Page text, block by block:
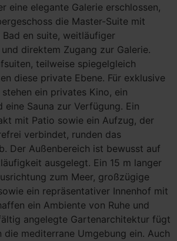
eine elegante Galerie erschlossen,
die Master-Suite mit
Bad en suite, weitläufiger
direktem Zugang zur Galerie.
teilweise spiegelgleich
diese private Ebene. Für exklusive
ein privates Kino, ein
eine Sauna zur Verfügung. Ein
mit Patio sowie ein Aufzug, der
verbindet, runden das
Der Außenbereich ist bewusst auf
ausgelegt. Ein 15 m langer
zum Meer, großzügige
ein repräsentativer Innenhof mit
ein Ambiente von Ruhe und
angelegte Gartenarchitektur fügt
die mediterrane Umgebung ein. Auch